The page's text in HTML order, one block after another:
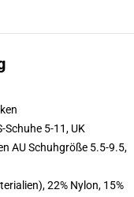
Schuhe 5-11, UK
AU Schuhgröße 5.5-9.5,
22% Nylon, 15%